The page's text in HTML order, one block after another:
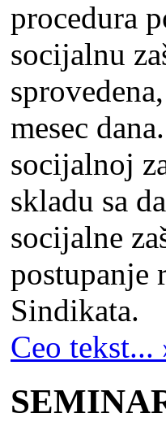
procedura
socijalnu
mesec
socijalnoj
skladu sa
socijalne
postupanje
Sindikata.
Ceo tekst...